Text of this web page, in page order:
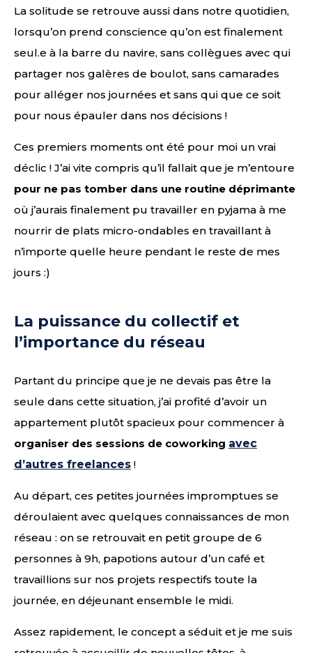
La solitude se retrouve aussi dans notre quotidien,
lorsqu’on prend conscience qu’on est finalement
seul.e à la barre du navire, sans collègues avec qui
partager nos galères de boulot, sans camarades
pour alléger nos journées et sans qui que ce soit
pour nous épauler dans nos décisions !
Ces premiers moments ont été pour moi un vrai
déclic ! J’ai vite compris qu’il fallait que je m’entoure
pour ne pas tomber dans une routine déprimante
où j’aurais finalement pu travailler en pyjama à me
nourrir de plats micro-ondables en travaillant à
n’importe quelle heure pendant le reste de mes
jours :)
La puissance du collectif et
l’importance du réseau
Partant du principe que je ne devais pas être la
seule dans cette situation, j’ai profité d’avoir un
appartement plutôt spacieux pour commencer à
organiser des sessions de coworking avec
d’autres freelances !
Au départ, ces petites journées impromptues se
déroulaient avec quelques connaissances de mon
réseau : on se retrouvait en petit groupe de 6
personnes à 9h, papotions autour d’un café et
travaillions sur nos projets respectifs toute la
journée, en déjeunant ensemble le midi.
Assez rapidement, le concept a séduit et je me suis